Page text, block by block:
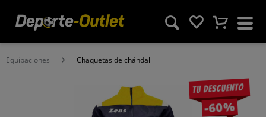
Equipaciones Chaquetas de chándal
Tu descuento
-60%